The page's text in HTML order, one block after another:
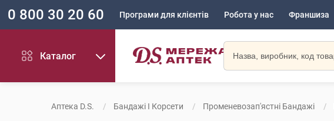
0 800 30 20 60 Програми для клієнтів Робота у нас Франшиза
Каталог
Аптека D.S. Бандажі І Корсети Променевозап'ястні Бандажі